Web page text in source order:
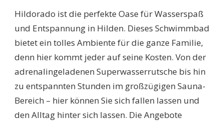
Hildorado ist die perfekte Oase für Wasserspaß
und Entspannung in Hilden. Dieses Schwimmbad
bietet ein tolles Ambiente für die ganze Familie,
denn hier kommt jeder auf seine Kosten. Von der
adrenalingeladenen Superwasserrutsche bis hin
zu entspannten Stunden im großzügigen Sauna-
Bereich – hier können Sie sich fallen lassen und
den Alltag hinter sich lassen. Die Angebote